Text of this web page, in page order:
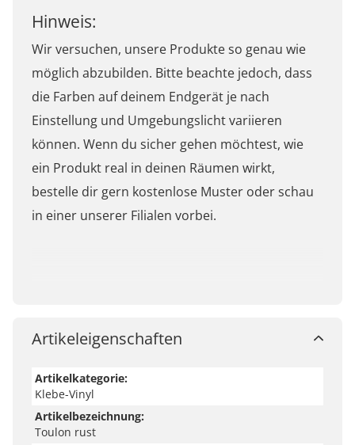
Hinweis:
Wir versuchen, unsere Produkte so genau wie
möglich abzubilden. Bitte beachte jedoch, dass
die Farben auf deinem Endgerät je nach
Einstellung und Umgebungslicht variieren
können. Wenn du sicher gehen möchtest, wie
ein Produkt real in deinen Räumen wirkt,
bestelle dir gern kostenlose Muster oder schau
in einer unserer Filialen vorbei.
Artikeleigenschaften
Artikelkategorie:
Klebe-Vinyl
Artikelbezeichnung:
Toulon rust